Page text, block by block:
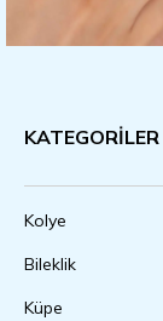
KATEGORİLER
Kolye
Bileklik
Küpe